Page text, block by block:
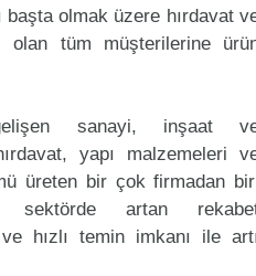
başta olmak üzere hırdavat
olan tüm müşterilerine
sanayi, inşaat
yapı malzemeleri
üreten bir çok firmadan
sektörde artan
hızlı temin imkanı ile